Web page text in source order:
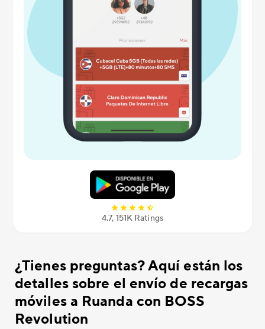
4.7, 151K Ratings
¿Tienes preguntas? Aquí están los
detalles sobre el envío de recargas
móviles a Ruanda con BOSS
Revolution